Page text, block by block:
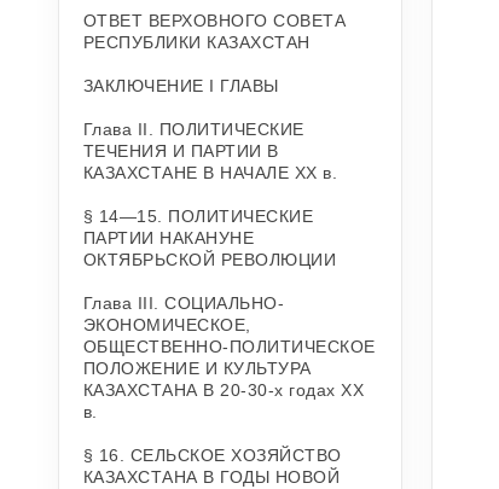
ОТВЕТ ВЕРХОВНОГО СОВЕТА
РЕСПУБЛИКИ КАЗАХСТАН
ЗАКЛЮЧЕНИЕ I ГЛАВЫ
Глава II. ПОЛИТИЧЕСКИЕ
ТЕЧЕНИЯ И ПАРТИИ В
КАЗАХСТАНЕ В НАЧАЛЕ XX в.
§ 14—15. ПОЛИТИЧЕСКИЕ
ПАРТИИ НАКАНУНЕ
ОКТЯБРЬСКОЙ РЕВОЛЮЦИИ
Глава III. СОЦИАЛЬНО-
ЭКОНОМИЧЕСКОЕ,
ОБЩЕСТВЕННО-ПОЛИТИЧЕСКОЕ
ПОЛОЖЕНИЕ И КУЛЬТУРА
КАЗАХСТАНА В 20-30-х годах XX
в.
§ 16. СЕЛЬСКОЕ ХОЗЯЙСТВО
КАЗАХСТАНА В ГОДЫ НОВОЙ